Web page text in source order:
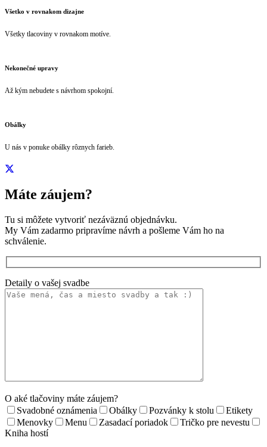
Všetko v rovnakom dizajne
Všetky tlacoviny v rovnakom motíve.
Nekonečné upravy
Až kým nebudete s návrhom spokojní.
Obálky
U nás v ponuke obálky rôznych farieb.
Máte záujem?
Tu si môžete vytvoriť nezáväznú objednávku.
My Vám zadarmo pripravíme návrh a pošleme Vám ho na
schválenie.
Detaily o vašej svadbe
O aké tlačoviny máte záujem?
Svadobné oznámenia
Obálky Pozvánky k stolu
Etikety
Menovky
Menu Zasadací poriadok
Tričko pre nevestu
Kniha hostí